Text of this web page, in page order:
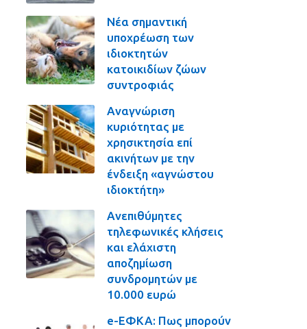
Νέα σημαντική
υποχρέωση των
ιδιοκτητών
κατοικιδίων ζώων
συντροφιάς
Αναγνώριση
κυριότητας με
χρησικτησία επί
ακινήτων με την
ένδειξη «αγνώστου
ιδιοκτήτη»
Ανεπιθύμητες
τηλεφωνικές κλήσεις
και ελάχιστη
αποζημίωση
συνδρομητών με
10.000 ευρώ
e-ΕΦΚΑ: Πως μπορούν